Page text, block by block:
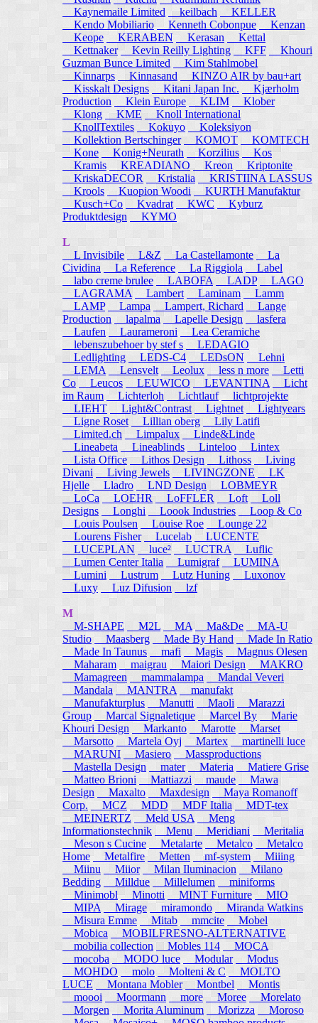
Kaynemaile Limited keilbach
KELLER
Kendo Mobiliario
Kenneth Cobonpue
Kenzan
Keope
KERABEN Kerasan
Kettal
Kettnaker Kevin Reilly Lighting KFF
Khouri
Guzman Bunce Limited
Kim Stahlmobel
Kinnarps
Kinnasand
KINZO AIR by bau+art
Kisskalt Designs
Kitani Japan Inc.
Kjærholm
Production
Klein Europe KLIM
Klober
Klong
KME
Knoll International
KnollTextiles
Kokuyo
Koleksiyon
Kollektion Bertschinger KOMOT
KOMTECH
Kone
Konig+Neurath Korzilius
Kos
Kramis
KREADIANO Kreon
Kriptonite
KriskaDECOR
Kristalia
KRISTIINA LASSUS
Krools
Kuopion Woodi
KURTH Manufaktur
Kusch+Co
Kvadrat KWC
Kyburz
Produktdesign
KYMO
L
L Invisibile
L&Z La Castellamonte
La
Cividina
La Reference La Riggiola
Label
labo creme brulee
LABOFA LADP
LAGO
LAGRAMA
Lambert Laminam
Lamm
LAMP
Lampa Lampert, Richard
Lange
Production
lapalma Lapelle Design
lasfera
Laufen
Laurameroni
Lea Ceramiche
lebenszubehoer by stef s
LEDAGIO
Ledlighting
LEDS-C4 LEDsON
Lehni
LEMA
Lensvelt Leolux less n more
Letti
Co
Leucos LEUWICO LEVANTINA
Licht
im Raum
Lichterloh Lichtlauf lichtprojekte
LIEHT
Light&Contrast Lightnet
Lightyears
Ligne Roset
Lillian oberg
Lily Latifi
Limited.ch
Limpalux
Linde&Linde
Lineabeta
Lineablinds Linteloo
Lintex
Lista Office Lithos Design Lithoss
Living
Divani
Living Jewels LIVINGZONE
LK
Hjelle
Lladro LND Design
LOBMEYR
LoCa
LOEHR LoFFLER Loft
Loll
Designs
Longhi Loook Industries
Loop & Co
Louis Poulsen
Louise Roe
Lounge 22
Lourens Fisher
Lucelab
LUCENTE
LUCEPLAN
luce² LUCTRA
Luflic
Lumen Center Italia
Lumigraf
LUMINA
Lumini
Lustrum Lutz Huning
Luxonov
Luxy
Luz Difusion lzf
M
M-SHAPE
M2L MA Ma&De
MA-U
Studio
Maasberg Made By Hand
Made In Ratio
Made In Taunus
mafi Magis
Magnus Olesen
Maharam
maigrau Maiori Design
MAKRO
Mamagreen
mammalampa
Mandal Veveri
Mandala
MANTRA
manufakt
Manufakturplus
Manutti Maoli
Marazzi
Group
Marcal Signaletique Marcel By
Marie
Khouri Design
Markanto Marotte
Marset
Marsotto
Martela Oyj Martex
martinelli luce
MARUNI
Masiero
Massproductions
Mastella Design
mater Materia
Matiere Grise
Matteo Brioni
Mattiazzi maude
Mawa
Design
Maxalto Maxdesign
Maya Romanoff
Corp.
MCZ MDD MDF Italia
MDT-tex
MEINERTZ
Meld USA
Meng
Informationstechnik
Menu Meridiani
Meritalia
Meson s Cucine
Metalarte Metalco
Metalco
Home Metalfire Metten mf-system
Miiing
Miinu
Miior Milan Iluminacion
Milano
Bedding
Milldue Millelumen
miniforms
Minimobl Minotti MINT Furniture
MIO
MIPA
Mirage miramondo
Miranda Watkins
Misura Emme
Mitab mmcite
Mobel
Mobica
MOBILFRESNO-ALTERNATIVE
mobilia collection
Mobles 114
MOCA
mocoba
MODO luce Modular
Modus
MOHDO
molo Molteni & C
MOLTO
LUCE
Montana Mobler Montbel
Montis
moooi
Moormann more Moree
Morelato
Morgen
Morita Aluminum Morizza
Moroso